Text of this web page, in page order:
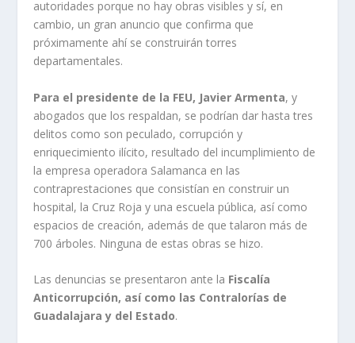
autoridades porque no hay obras visibles y sí, en
cambio, un gran anuncio que confirma que
próximamente ahí se construirán torres
departamentales.
Para el presidente de la FEU, Javier Armenta, y
abogados que los respaldan, se podrían dar hasta tres
delitos como son peculado, corrupción y
enriquecimiento ilícito, resultado del incumplimiento de
la empresa operadora Salamanca en las
contraprestaciones que consistían en construir un
hospital, la Cruz Roja y una escuela pública, así como
espacios de creación, además de que talaron más de
700 árboles. Ninguna de estas obras se hizo.
Las denuncias se presentaron ante la Fiscalía
Anticorrupción, así como las Contralorías de
Guadalajara y del Estado.